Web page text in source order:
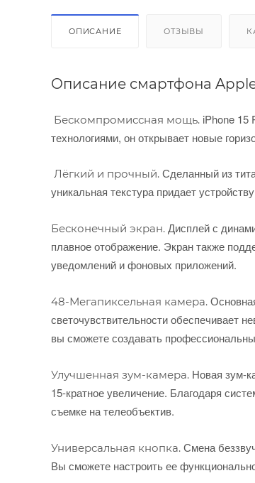
ОПИСАНИЕ ОТЗЫВЫ
Описание смартфона
Бескомпромиссная мощь. iPhone
технологиями, он открывает новые
Лёгкий и прочный. Сделанный из
уникальная текстура придает
Бесконечный экран. Дисплей с
плавное отображение. Экран также
уведомлений и фоновых приложений.
48-Мегапиксельная камера.
светочувствительности обеспечивает
вы сможете создавать
Улучшенная зум-камера. Новая зум-
15-кратное увеличение. Благодаря
съемке на телеобъектив.
Универсальная кнопка. Смена
Вы сможете настроить ее